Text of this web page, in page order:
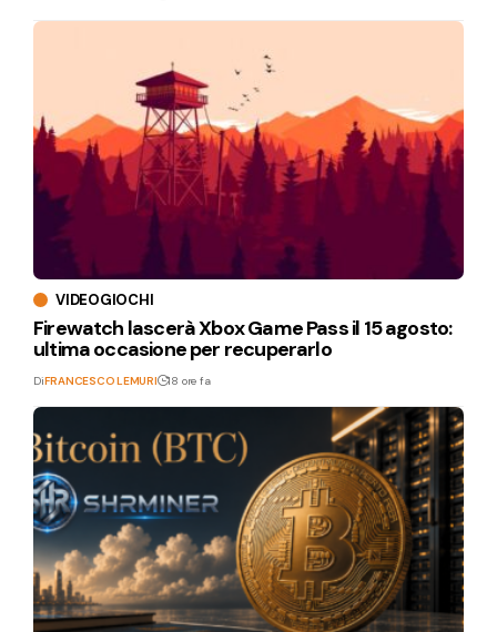
VIDEOGIOCHI
Firewatch lascerà Xbox Game Pass il 15 agosto:
ultima occasione per recuperarlo
DiFRANCESCO LEMURI 18 ore fa